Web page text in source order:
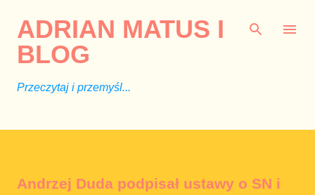
ADRIAN MATUS I
BLOG
Przeczytaj i przemyśl...
Andrzej Duda podpisał ustawy o SN i